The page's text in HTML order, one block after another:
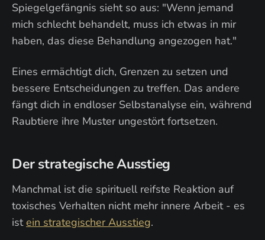
Spiegelgefängnis sieht so aus: "Wenn jemand
mich schlecht behandelt, muss ich etwas in mir
haben, das diese Behandlung angezogen hat."
Eines ermächtigt dich, Grenzen zu setzen und
bessere Entscheidungen zu treffen. Das andere
fängt dich in endloser Selbstanalyse ein, während
Raubtiere ihre Muster ungestört fortsetzen.
Der strategische Ausstieg
Manchmal ist die spirituell reifste Reaktion auf
toxisches Verhalten nicht mehr innere Arbeit - es
istein strategischer Ausstieg.